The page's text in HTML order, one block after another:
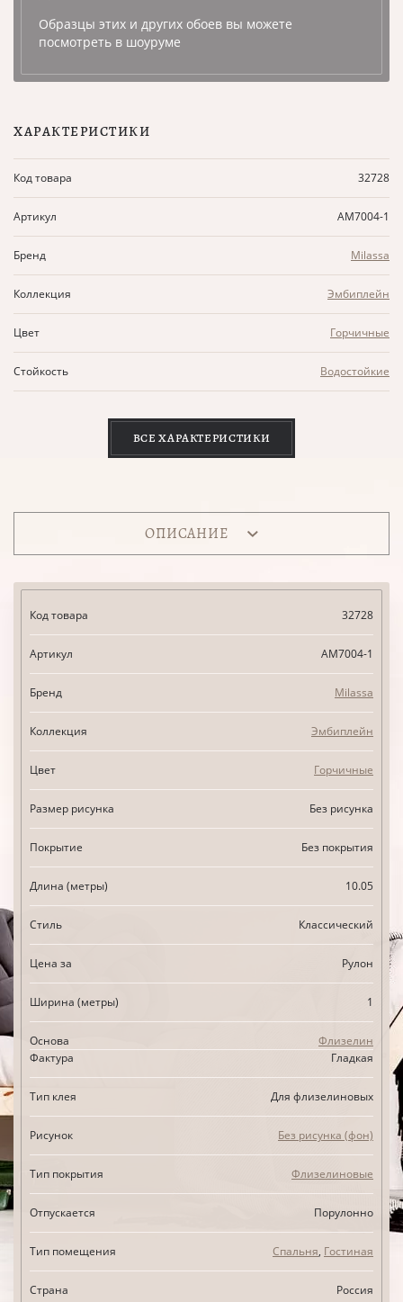
Образцы этих и других обоев вы можете
посмотреть в шоуруме
ХАРАКТЕРИСТИКИ
Код товара 32728
Артикул AM7004-1
Бренд Milassa
Коллекция Эмбиплейн
Цвет Горчичные
Стойкость Водостойкие
ВСЕ ХАРАКТЕРИСТИКИ
ОПИСАНИЕ
Код товара 32728
Артикул AM7004-1
Бренд Milassa
Коллекция Эмбиплейн
Цвет Горчичные
Размер рисунка Без рисунка
Покрытие Без покрытия
Длина (метры) 10.05
Стиль Классический
Цена за Рулон
Ширина (метры) 1
Основа
Флизелин
Фактура
Гладкая
Тип клея Для флизелиновых
Рисунок Без рисунка (фон)
Тип покрытия Флизелиновые
Отпускается Порулонно
Тип помещения Спальня, Гостиная
Страна Россия